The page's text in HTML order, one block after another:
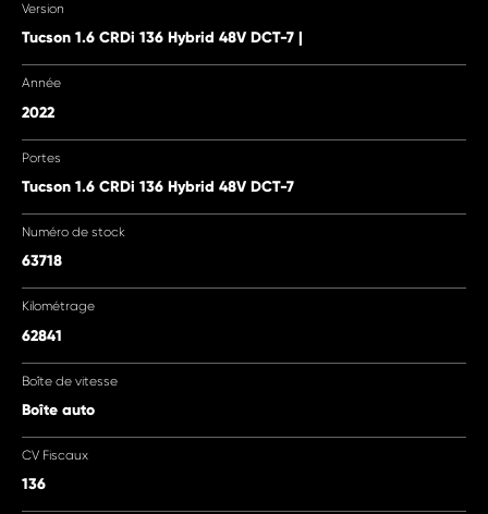
Version
Tucson 1.6 CRDi 136 Hybrid 48V DCT-7 |
Année
2022
Portes
Tucson 1.6 CRDi 136 Hybrid 48V DCT-7
Numéro de stock
63718
Kilométrage
62841
Boîte de vitesse
Boîte auto
CV Fiscaux
136